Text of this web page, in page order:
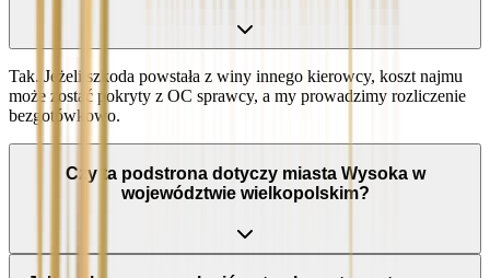
Tak. Jeżeli szkoda powstała z winy innego kierowcy, koszt najmu
może zostać pokryty z OC sprawcy, a my prowadzimy rozliczenie
bezgotówkowo.
Czy ta podstrona dotyczy miasta Wysoka w
województwie wielkopolskim?